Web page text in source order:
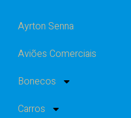
Ayrton Senna
Aviões Comerciais
Bonecos
Carros